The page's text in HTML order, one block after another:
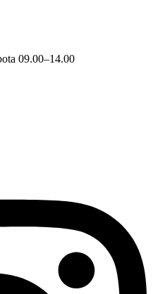
09.00–14.00